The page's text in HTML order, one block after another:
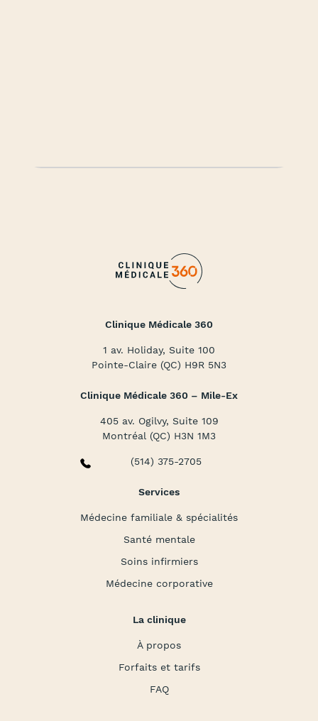
Clinique Médicale 360
1 av. Holiday, Suite 100
Pointe-Claire (QC) H9R 5N3
Clinique Médicale 360 – Mile-Ex
405 av. Ogilvy, Suite 109
Montréal (QC) H3N 1M3
(514) 375-2705
Services
Médecine familiale & spécialités
Santé mentale
Soins infirmiers
Médecine corporative
La clinique
À propos
Forfaits et tarifs
FAQ